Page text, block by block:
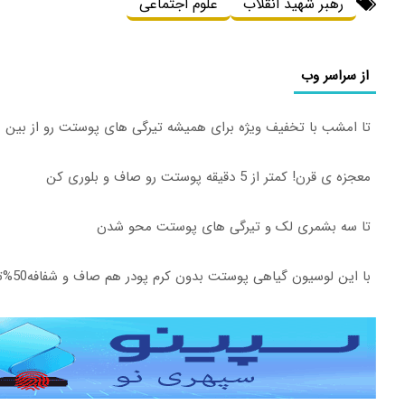
از سراسر وب
تا امشب با تخفیف ویژه برای همیشه تیرگی های پوستت رو از بین
معجزه ی قرن! کمتر از 5 دقیقه پوستت رو صاف و بلوری کن
تا سه بشمری لک و تیرگی های پوستت محو شدن
با این لوسیون گیاهی پوستت بدون کرم پودر هم صاف و شفافه50%تخفیف